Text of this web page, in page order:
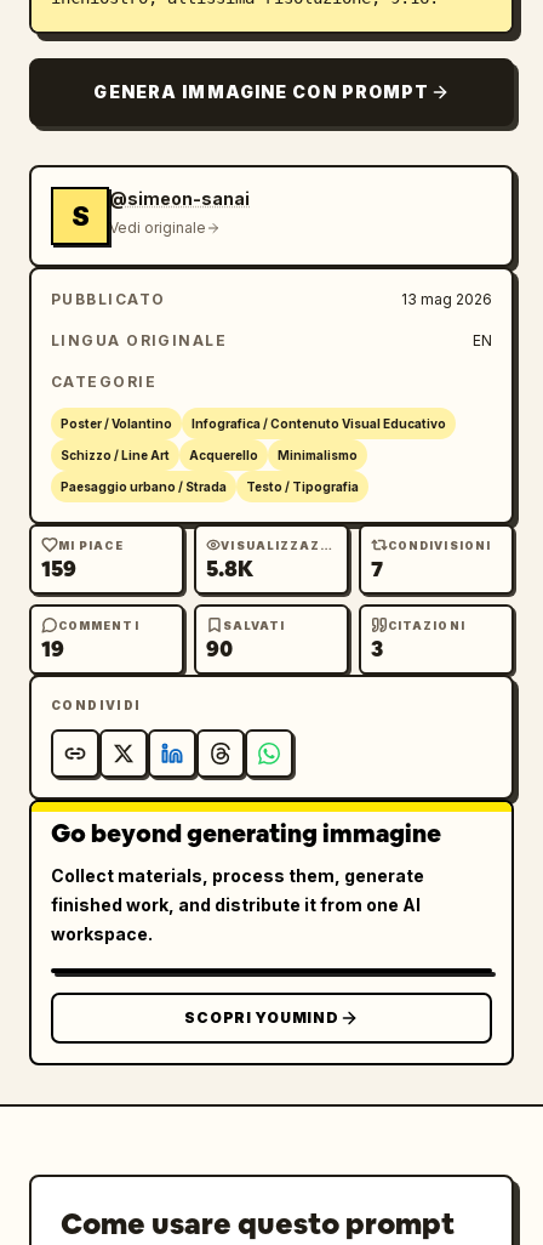
GENERA IMMAGINE CON PROMPT
S
@simeon-sanai
Vedi originale
PUBBLICATO 13 mag 2026
LINGUA ORIGINALE EN
CATEGORIE
Poster / Volantino Infografica / Contenuto Visual Educativo
Schizzo / Line Art Acquerello Minimalismo
Paesaggio urbano / Strada Testo / Tipografia
MI PIACE
159
VISUALIZZAZIONI
5.8K
CONDIVISIONI
7
COMMENTI
19
SALVATI
90
CITAZIONI
3
CONDIVIDI
Go beyond generating immagine
Collect materials, process them, generate
finished work, and distribute it from one AI
workspace.
SCOPRI YOUMIND
Come usare questo prompt